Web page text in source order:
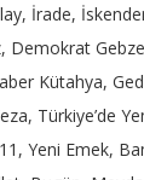
İrade,
Demokrat
Kütahya,
Türkiye’de
Yeni Emek,